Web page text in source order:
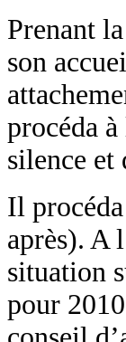
Prenant
son
procéda
silence et
Il
après). A
situation
pour